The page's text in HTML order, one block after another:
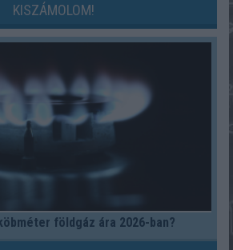
KISZÁMOLOM!
földgáz ára 2026-ban?